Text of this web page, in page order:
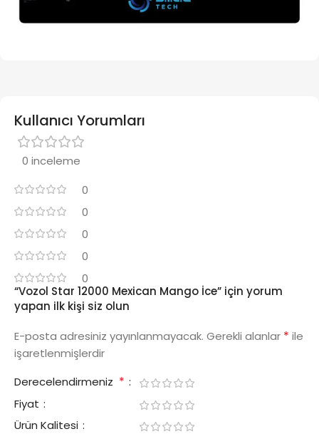
Kullanıcı Yorumları
0 inceleme
0
0
0
0
0
“Vozol Star 12000 Mexican Mango İce” için yorum
yapan ilk kişi siz olun
E-posta adresiniz yayınlanmayacak. Gerekli alanlar * ile
işaretlenmişlerdir
Derecelendirmeniz *
Fiyat
Ürün Kalitesi